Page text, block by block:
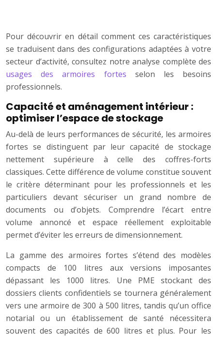
Pour découvrir en détail comment ces caractéristiques
se traduisent dans des configurations adaptées à votre
secteur d’activité, consultez notre analyse complète des
usages des armoires fortes selon les besoins
professionnels.
Capacité et aménagement intérieur :
optimiser l’espace de stockage
Au-delà de leurs performances de sécurité, les armoires
fortes se distinguent par leur capacité de stockage
nettement supérieure à celle des coffres-forts
classiques. Cette différence de volume constitue souvent
le critère déterminant pour les professionnels et les
particuliers devant sécuriser un grand nombre de
documents ou d’objets. Comprendre l’écart entre
volume annoncé et espace réellement exploitable
permet d’éviter les erreurs de dimensionnement.
La gamme des armoires fortes s’étend des modèles
compacts de 100 litres aux versions imposantes
dépassant les 1000 litres. Une PME stockant des
dossiers clients confidentiels se tournera généralement
vers une armoire de 300 à 500 litres, tandis qu’un office
notarial ou un établissement de santé nécessitera
souvent des capacités de 600 litres et plus. Pour les